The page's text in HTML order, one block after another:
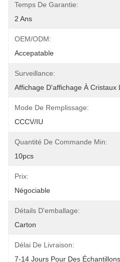
Temps De Garantie:
2 Ans
OEM/ODM:
Accepatable
Surveillance:
Affichage D'affichage À Cristaux
Mode De Remplissage:
CCCV/IU
Quantité De Commande Min:
10pcs
Prix:
Négociable
Détails D'emballage:
Carton
Délai De Livraison:
7-14 Jours Pour Des